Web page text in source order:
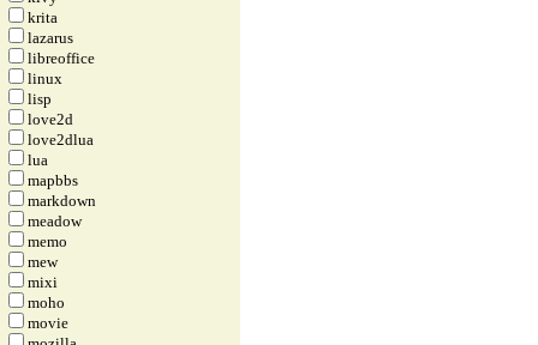
krita
lazarus
libreoffice
linux
lisp
love2d
love2dlua
lua
mapbbs
markdown
meadow
memo
mew
mixi
moho
movie